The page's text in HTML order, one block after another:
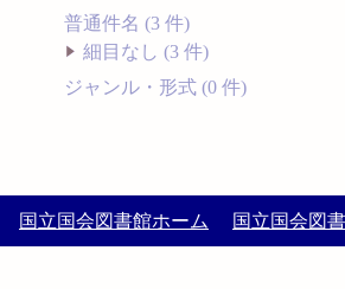
普通件名 (3 件)
細目なし (3 件)
ジャンル・形式 (0 件)
国立国会図書館ホーム 国立国会図